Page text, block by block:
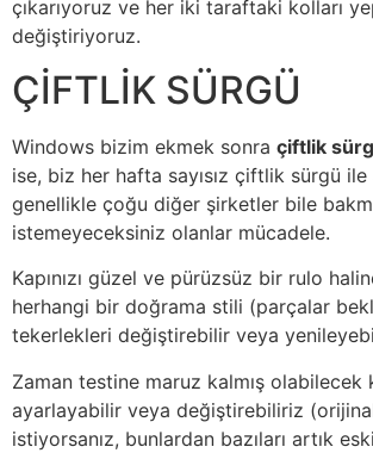
çıkarıyoruz ve her iki taraftaki kolları
değiştiriyoruz.
ÇİFTLİK SÜRGÜ
Windows bizim ekmek sonra çiftlik
ise, biz her hafta sayısız çiftlik sürgü
genellikle çoğu diğer şirketler bile
istemeyeceksiniz olanlar mücadele.
Kapınızı güzel ve pürüzsüz bir rulo
herhangi bir doğrama stili (parçalar
tekerlekleri değiştirebilir veya
Zaman testine maruz kalmış olabilecek
ayarlayabilir veya değiştirebiliriz
istiyorsanız, bunlardan bazıları artık